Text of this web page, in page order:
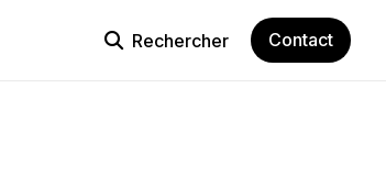
Rechercher Contact